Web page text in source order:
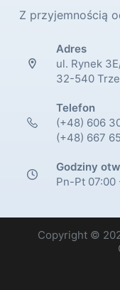
Z przyjemnością
Adres
ul. Rynek
32-540
Telefon
(+48) 606
(+48) 667
Godziny
Pn-Pt 07:00
Copyright ©